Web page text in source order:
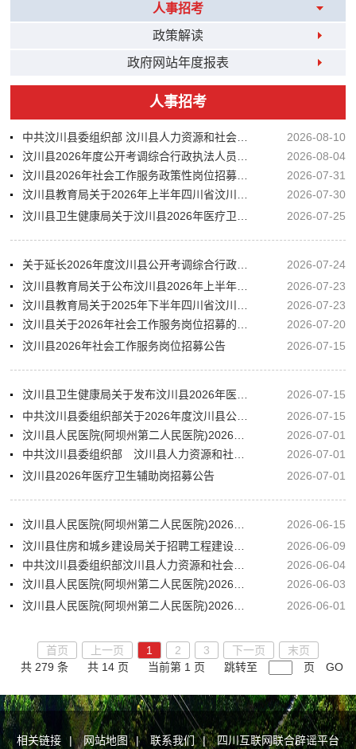
人事招考
政策解读
政府网站年度报表
人事招考
2026-08-10
2026-08-04
2026-07-31
2026-07-30
2026-07-25
2026-07-24
2026-07-23
2026-07-23
2026-07-20
汶川县2026年社会工作服务岗位招募公告
2026-07-15
2026-07-15
2026-07-15
2026-07-01
2026-07-01
汶川县2026年医疗卫生辅助岗招募公告
2026-07-01
2026-06-15
2026-06-09
2026-06-04
2026-06-03
2026-06-01
首页 上一页 1 2 3 下一页
末页
共 279 条
共 14 页 当前第 1 页 跳转至 页 GO
相关链接 | 网站地图 | 联系我们 | 四川互联网联合辟谣平台